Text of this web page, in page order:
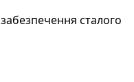
сталого